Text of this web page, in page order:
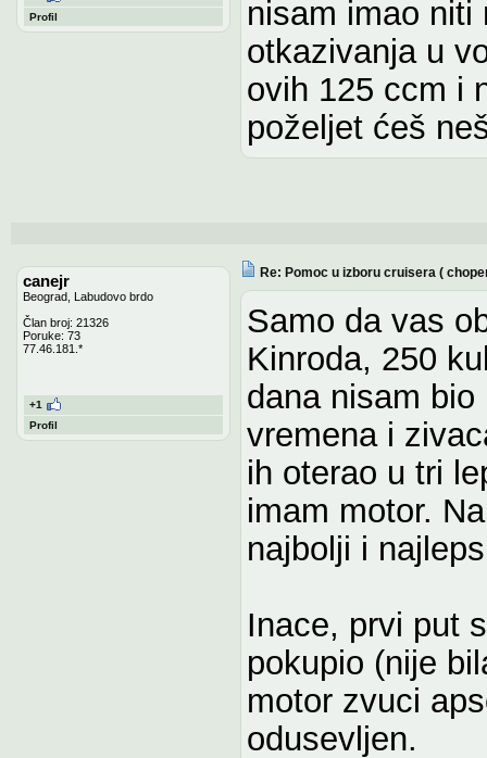
Profil
nisam imao niti
otkazivanja u
ovih 125 ccm i
poželjet ćeš
canejr
Beograd, Labudovo brdo
Član broj: 21326
Poruke: 73
77.46.181.*
+1
Profil
Re: Pomoc u izboru cruisera (
Samo da vas
Kinroda, 250
dana nisam
vremena i
ih oterao u tri
imam motor.
najbolji i
Inace, prvi put
pokupio (nije
motor zvuci
odusevljen.